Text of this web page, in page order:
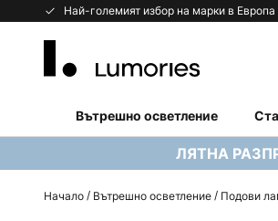
Най-големият избор на марки в Европа
Прескачане
Вътрешно осветление
ЛЯТНА
Начало Вътрешно осветление Подови